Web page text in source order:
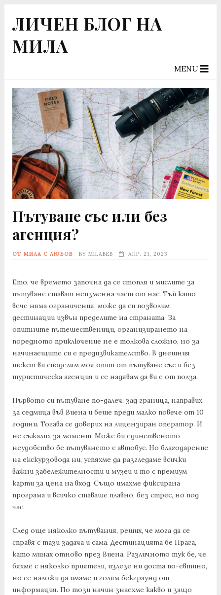
ЛИЧЕН БЛОГ НА
МИЛА
MENU
Пътуване със или без
агенция?
ОТ МИЛА С ЛЮБОВ BY MILABEB АПР. 21, 2023
Ето, че времето започна да се стопля и мислите за
пътуване стават неизменна част от нас. Тъй като
вече няма ограничения, може да си позволим
дестинации извън пределите на страната. За
опитните пътешественици, организирането на
поредното приключение не е толкова сложно, но за
начинаещите си е предизвикателство. В днешния
текст ви споделям моя опит от пътуване със и без
туристическа агенция и се надявам да ви е от полза.
Първото си пътуване по-далеч, зад граница, направих
за седмица във Виена и беше преди малко повече от 10
години. Тогава се доверих на лицензиран оператор. И
не съжалих за момент. Може би единственото
неудобство бе пътуването с автобус. Но благодарение
на екскурзовода ни, успяхме да разгледаме всички
важни забележителности и музеи и то с премиум
карти за цена на вход. Също имахме фиксирана
програма и всичко ставаше плавно, без стрес, но под
час.
След още няколко пътувания, реших, че мога да се
справя с тази задача и сама. Дестинацията бе Прага,
като минах отново през Виена. Различното тук бе, че
бяхме с няколко приятели, излезе ни доста по-евтино,
но се наложи да имаме и голям бекграунд от
информация. По този начин знаехме какво и защо